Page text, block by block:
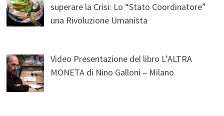
superare la Crisi: Lo “Stato Coordinatore”
una Rivoluzione Umanista
Video Presentazione del libro L’ALTRA
MONETA di Nino Galloni – Milano